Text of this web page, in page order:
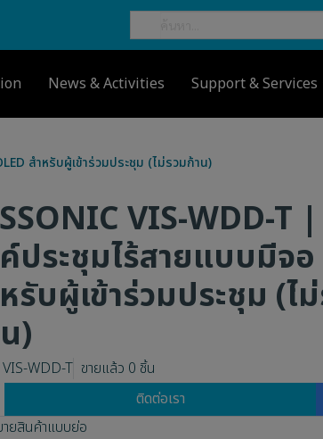
News & Activities Support & Services
สำหรับผู้เข้าร่วมประชุม (ไม่รวมก้าน)
VIS-WDD-T
ประชุมไร้สายแบบมีจอ
รับผู้เข้าร่วมประชุม (ไ
)
VIS-WDD-T ขายแล้ว 0 ชิ้น
ติดต่อเรา
ายสินค้าแบบย่อ